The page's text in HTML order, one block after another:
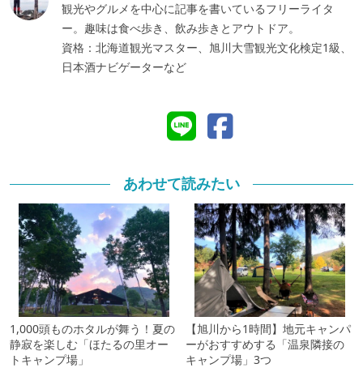
観光やグルメを中心に記事を書いているフリーライタ
ー。趣味は食べ歩き、飲み歩きとアウトドア。
資格：北海道観光マスター、旭川大雪観光文化検定1級、
日本酒ナビゲーターなど
あわせて読みたい
1,000頭ものホタルが舞う！夏の
静寂を楽しむ「ほたるの里オー
トキャンプ場」
【旭川から1時間】地元キャンパ
ーがおすすめする「温泉隣接の
キャンプ場」3つ